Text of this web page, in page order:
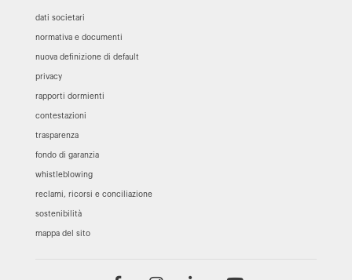
dati societari
normativa e documenti
nuova definizione di default
privacy
rapporti dormienti
contestazioni
trasparenza
fondo di garanzia
whistleblowing
reclami, ricorsi e conciliazione
sostenibilità
mappa del sito